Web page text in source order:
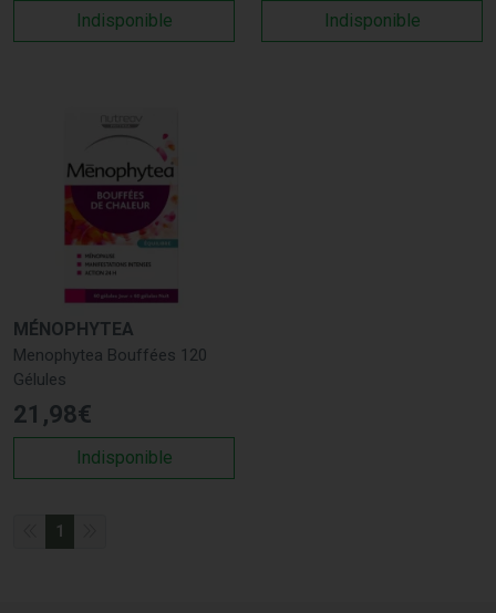
Indisponible Indisponible
MÉNOPHYTEA
Menophytea Bouffées 120
Gélules
21 ,98€
Indisponible
1